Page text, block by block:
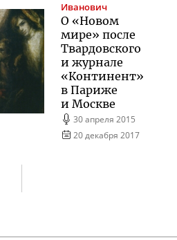
Иванович
О «Новом
мире» после
Твардовского
и журнале
«Континент»
в Париже
и Москве
30 апреля 2015
20 декабря 2017